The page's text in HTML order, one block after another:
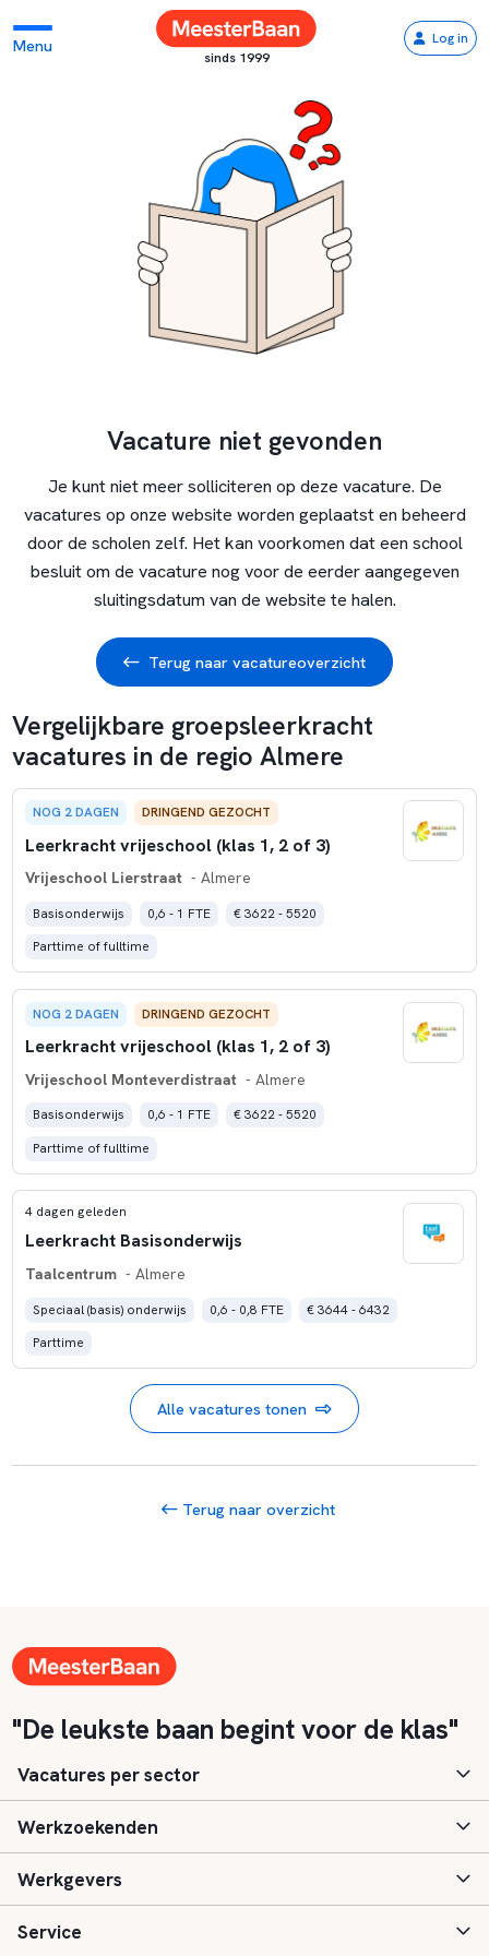
Menu
sinds 1999
Log in
Vacature niet gevonden
Je kunt niet meer solliciteren op deze vacature. De
vacatures op onze website worden geplaatst en beheerd
door de scholen zelf. Het kan voorkomen dat een school
besluit om de vacature nog voor de eerder aangegeven
sluitingsdatum van de website te halen.
Terug naar vacatureoverzicht
Vergelijkbare groepsleerkracht
vacatures in de regio Almere
NOG 2 DAGEN DRINGEND GEZOCHT
Leerkracht vrijeschool (klas 1, 2 of 3)
Vrijeschool Lierstraat - Almere
Basisonderwijs 0,6 - 1 FTE
€ 3622 - 5520
Parttime of fulltime
NOG 2 DAGEN DRINGEND GEZOCHT
Leerkracht vrijeschool (klas 1, 2 of 3)
Vrijeschool Monteverdistraat - Almere
Basisonderwijs 0,6 - 1 FTE
€ 3622 - 5520
Parttime of fulltime
4 dagen geleden
Leerkracht Basisonderwijs
Taalcentrum - Almere
Speciaal (basis) onderwijs 0,6 - 0,8 FTE
€ 3644 - 6432
Parttime
Alle vacatures tonen
Terug naar overzicht
"De leukste baan begint voor de klas"
Vacatures per sector
Basisonderwijs
Speciaal (basis) onderwijs
Voortgezet onderwijs
Werkzoekenden
Aanmelden
Vacatures
Werkgevers
Inloggen
Service